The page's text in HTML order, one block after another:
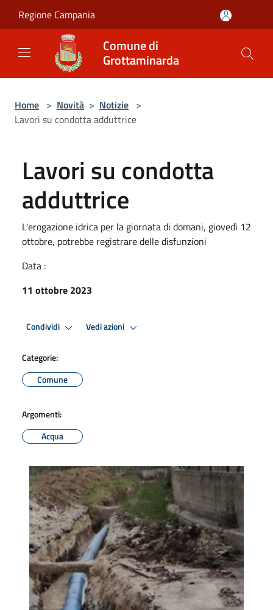
Regione Campania
Comune di
Grottaminarda
Home > Novità > Notizie >
Lavori su condotta adduttrice
Lavori su condotta
adduttrice
L'erogazione idrica per la giornata di domani, giovedì 12
ottobre, potrebbe registrare delle disfunzioni
Data :
11 ottobre 2023
Condividi Vedi azioni
Categorie:
Comune
Argomenti:
Acqua